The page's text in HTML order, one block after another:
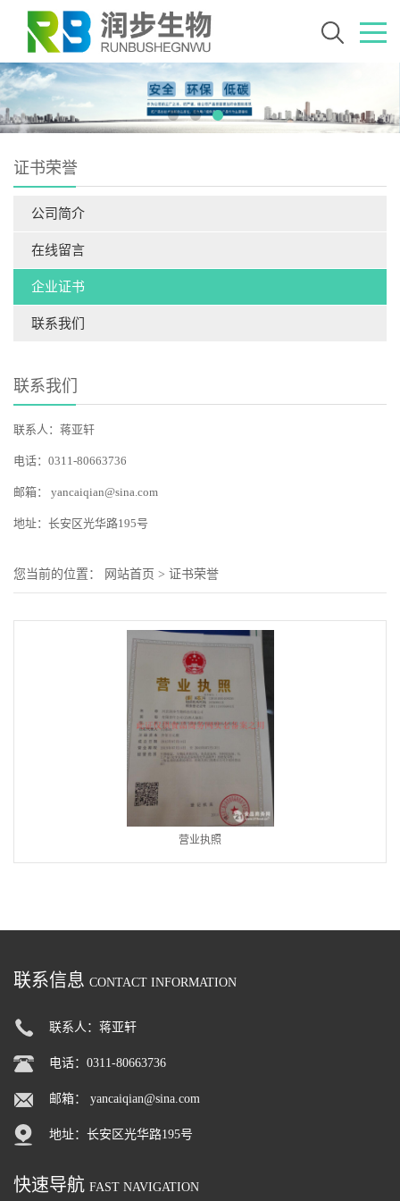
证书荣誉
公司简介
在线留言
企业证书
联系我们
联系我们
联系人：蒋亚轩
电话：0311-80663736
邮箱： yancaiqian@sina.com
地址：长安区光华路195号
您当前的位置： 网站首页 > 证书荣誉
营业执照
联系信息 CONTACT INFORMATION
联系人：蒋亚轩
电话：0311-80663736
邮箱： yancaiqian@sina.com
地址：长安区光华路195号
快速导航 FAST NAVIGATION